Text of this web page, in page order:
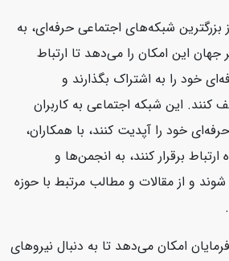
شبکه‌های اجتماعی حرفه‌ای، به
جهان این امکان را می‌دهد تا ارتباط
خود را به اشتراک بگذارند و
این شبکه اجتماعی به کاربران
خود را آپدیت کنند، با همکاران،
برقرار کنند، به انجمن‌ها و
و از مقالات و مطالب مرتبط با حوزه
امکان می‌دهد تا به دنبال نیروهای